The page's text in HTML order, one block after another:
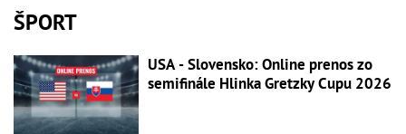
ŠPORT
USA - Slovensko: Online prenos zo
semifinále Hlinka Gretzky Cupu 2026